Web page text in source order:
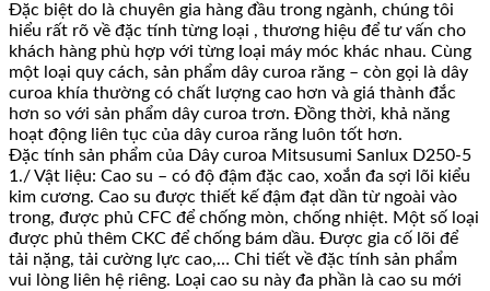
Đặc biệt do là chuyên gia hàng đầu trong ngành, chúng tôi
hiểu rất rõ về đặc tính từng loại , thương hiệu để tư vấn cho
khách hàng phù hợp với từng loại máy móc khác nhau. Cùng
một loại quy cách, sản phẩm dây curoa răng – còn gọi là dây
curoa khía thường có chất lượng cao hơn và giá thành đắc
hơn so với sản phẩm dây curoa trơn. Đồng thời, khả năng
hoạt động liên tục của dây curoa răng luôn tốt hơn.
Đặc tính sản phẩm của Dây curoa Mitsusumi Sanlux D250-5
1./ Vật liệu: Cao su – có độ đậm đặc cao, xoắn đa sợi lõi kiểu
kim cương. Cao su được thiết kế đậm đạt dần từ ngoài vào
trong, được phủ CFC để chống mòn, chống nhiệt. Một số loại
được phủ thêm CKC để chống bám dầu. Được gia cố lõi để
tải nặng, tải cường lực cao,… Chi tiết về đặc tính sản phẩm
vui lòng liên hệ riêng. Loại cao su này đa phần là cao su mới